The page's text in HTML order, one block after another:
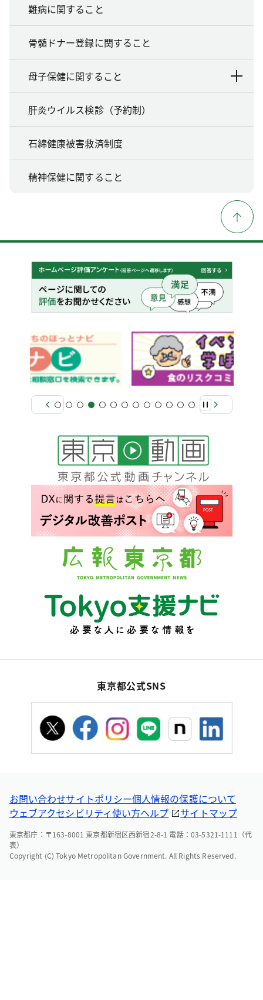
難病に関すること
骨髄ドナー登録に関すること
母子保健に関すること
肝炎ウイルス検診（予約制）
石綿健康被害救済制度
精神保健に関すること
東京都公式SNS
お問い合わせサイトポリシー個人情報の保護について
ウェブアクセシビリティ使い方ヘルプ サイトマップ
東京都庁：〒163-8001 東京都新宿区西新宿2-8-1 電話：03-5321-1111（代
表）
Copyright (C) Tokyo Metropolitan Government. All Rights Reserved.